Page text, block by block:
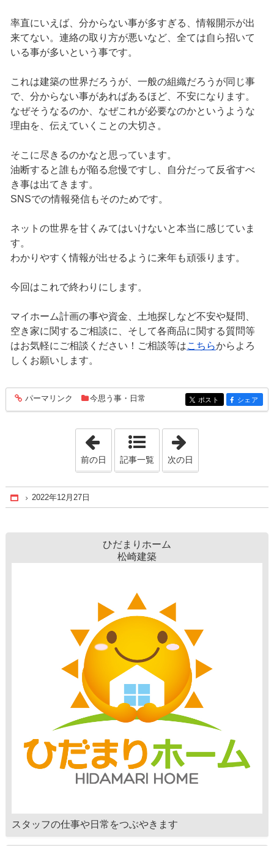
率直にいえば、分からない事が多すぎる、情報開示が出
来てない。連絡の取り方が悪いなど、全ては自ら招いて
いる事が多いという事です。
これは建築の世界だろうが、一般の組織だろうが同じ事
で、分からない事があればあるほど、不安になります。
なぜそうなるのか、なぜこれが必要なのかというような
理由を、伝えていくことの大切さ。
そこに尽きるのかなと思っています。
油断すると誰もが陥る怠慢ですし、自分だって反省すべ
き事は出てきます。
SNSでの情報発信もそのためです。
ネットの世界を甘くみてはいけないと本当に感じていま
す。
わかりやすく情報が出せるように来年も頑張ります。
今回はこれで終わりにします。
マイホーム計画の事や資金、土地探しなど不安や疑問、
空き家に関するご相談に、そして各商品に関する質問等
はお気軽にご相談ください！ご相談等はこちらからよろ
しくお願いします。
entry1396
パーマリンク 今思う事・日常 entry1396
ポスト entry1396
シェア
「2022年12月26日」
前の日 記事一覧 次の日
Home
2022年12月27日
ひだまりホーム
松崎建築
スタッフの仕事や日常をつぶやきます